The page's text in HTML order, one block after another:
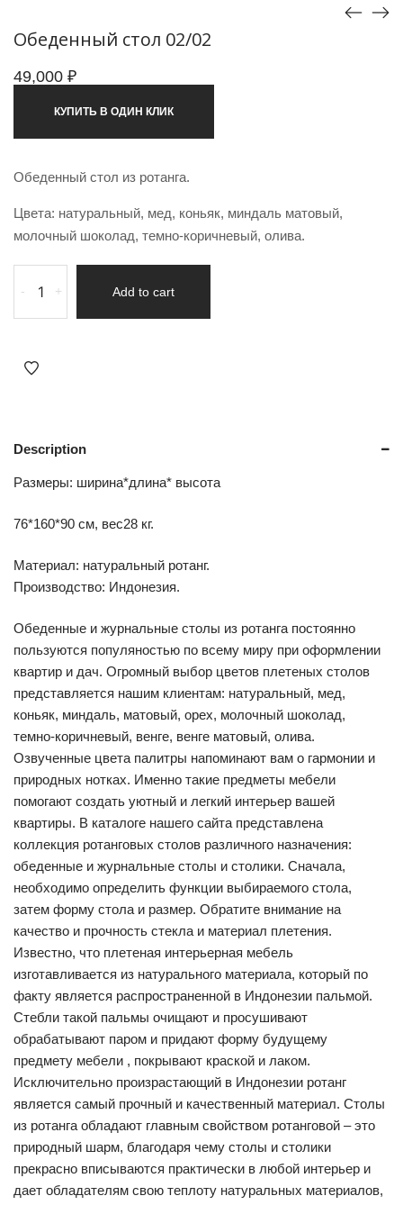
Обеденный стол 02/02
49,000 ₽
КУПИТЬ В ОДИН КЛИК
Обеденный стол из ротанга.
Цвета: натуральный, мед, коньяк, миндаль матовый,
молочный шоколад, темно-коричневый, олива.
- + Add to cart
Description
Размеры: ширина*длина* высота
76*160*90 см, вес28 кг.
Материал: натуральный ротанг.
Производство: Индонезия.
Обеденные и журнальные столы из ротанга постоянно
пользуются популяностью по всему миру при оформлении
квартир и дач. Огромный выбор цветов плетеных столов
представляется нашим клиентам: натуральный, мед,
коньяк, миндаль, матовый, орех, молочный шоколад,
темно-коричневый, венге, венге матовый, олива.
Озвученные цвета палитры напоминают вам о гармонии и
природных нотках. Именно такие предметы мебели
помогают создать уютный и легкий интерьер вашей
квартиры. В каталоге нашего сайта представлена
коллекция ротанговых столов различного назначения:
обеденные и журнальные столы и столики. Сначала,
необходимо определить функции выбираемого стола,
затем форму стола и размер. Обратите внимание на
качество и прочность стекла и материал плетения.
Известно, что плетеная интерьерная мебель
изготавливается из натурального материала, который по
факту является распространенной в Индонезии пальмой.
Стебли такой пальмы очищают и просушивают
обрабатывают паром и придают форму будущему
предмету мебели , покрывают краской и лаком.
Исключительно произрастающий в Индонезии ротанг
является самый прочный и качественный материал. Столы
из ротанга обладают главным свойством ротанговой – это
природный шарм, благодаря чему столы и столики
прекрасно вписываются практически в любой интерьер и
дает обладателям свою теплоту натуральных материалов,